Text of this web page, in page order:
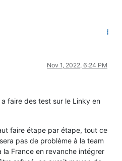
Nov 1, 2022, 6:24 PM
faire des test sur le Linky en
faire étape par étape, tout ce
pas de problème à la team
France en revanche intégrer